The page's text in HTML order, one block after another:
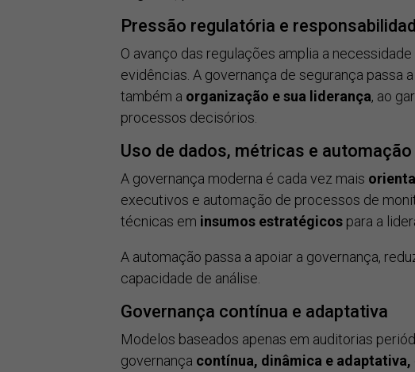
Pressão regulatória e
O avanço das regulações amplia a
evidências. A governança de segurança passa
também a organização e sua liderança, ao
processos decisórios.
Uso de dados, métricas e
A governança moderna é cada vez mais
executivos e automação de processos de
técnicas em insumos estratégicos para a
A automação passa a apoiar a governança,
capacidade de análise.
Governança contínua e adaptativa
Modelos baseados apenas em auditorias
governança contínua, dinâmica e adaptativa,